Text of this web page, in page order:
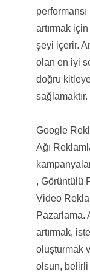
artırmak
şeyi içerir.
olan en iyi
doğru
sağlamaktır.
Google
Ağı
, Görüntülü
Video
Pazarlama.
artırmak,
oluşturmak
olsun, belirli